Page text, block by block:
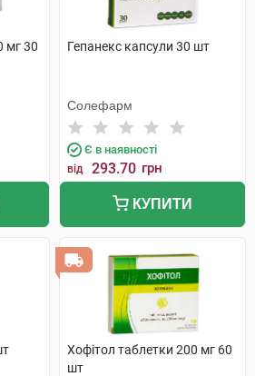
мг 30
Гепанекс капсули 30 шт
Солефарм
Є в наявності
від 293.70 грн
КУПИТИ
Хофітол таблетки 200 мг 60
шт